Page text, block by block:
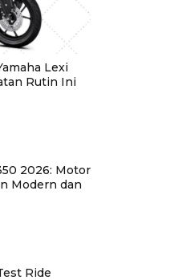
Lexi
Rutin Ini
2026: Motor
Modern dan
Ride